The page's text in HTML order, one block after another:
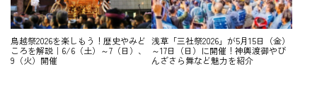
鳥越祭2026を楽しもう！歴史やみど
ころを解説｜6/6（土）～7（日）、
9（火）開催
浅草「三社祭2026」が5月15日（金）
～17日（日）に開催！神輿渡御やび
んざさら舞など魅力を紹介